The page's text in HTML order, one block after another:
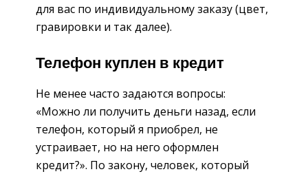
для вас по индивидуальному заказу (цвет,
гравировки и так далее).
Телефон куплен в кредит
Не менее часто задаются вопросы:
«Можно ли получить деньги назад, если
телефон, который я приобрел, не
устраивает, но на него оформлен
кредит?». По закону, человек, который